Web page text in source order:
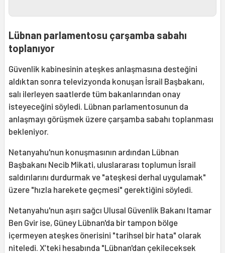
Lübnan parlamentosu çarşamba sabahı
toplanıyor
Güvenlik kabinesinin ateşkes anlaşmasına desteğini
aldıktan sonra televizyonda konuşan İsrail Başbakanı,
salı ilerleyen saatlerde tüm bakanlarından onay
isteyeceğini söyledi. Lübnan parlamentosunun da
anlaşmayı görüşmek üzere çarşamba sabahı toplanması
bekleniyor.
Netanyahu'nun konuşmasının ardından Lübnan
Başbakanı Necib Mikati, uluslararası toplumun İsrail
saldırılarını durdurmak ve "ateşkesi derhal uygulamak"
üzere "hızla harekete geçmesi" gerektiğini söyledi.
Netanyahu'nun aşırı sağcı Ulusal Güvenlik Bakanı Itamar
Ben Gvir ise, Güney Lübnan'da bir tampon bölge
içermeyen ateşkes önerisini "tarihsel bir hata" olarak
niteledi. X’teki hesabında "Lübnan'dan çekileceksek